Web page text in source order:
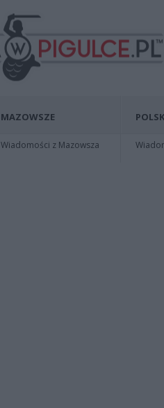
MAZOWSZE
Wiadomości z Mazowsza